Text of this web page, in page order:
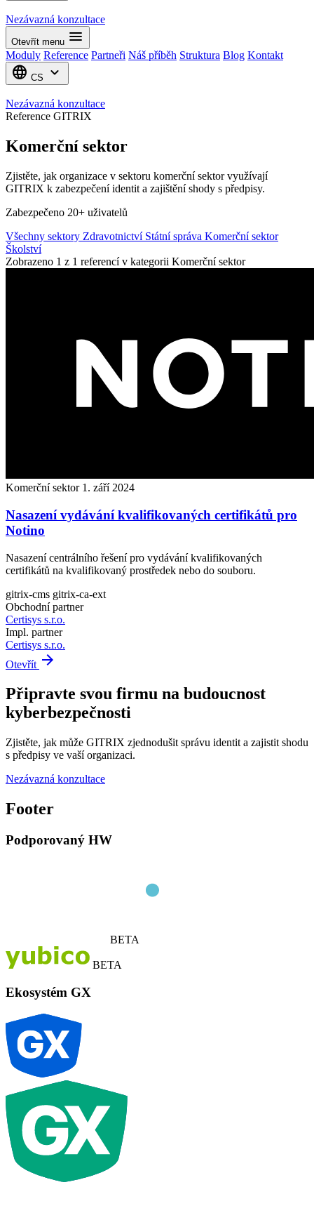
Nezávazná konzultace
Otevřít menu menu
Moduly Reference Partneři Náš příběh Struktura Blog Kontakt
language CS expand_more
Nezávazná konzultace
Reference GITRIX
Komerční sektor
Zjistěte, jak organizace v sektoru komerční sektor využívají
GITRIX k zabezpečení identit a zajištění shody s předpisy.
Zabezpečeno 20+ uživatelů
Všechny sektory Zdravotnictví Státní správa Komerční sektor
Školství
Zobrazeno 1 z 1 referencí v kategorii Komerční sektor
Komerční sektor 1. září 2024
Nasazení vydávání kvalifikovaných certifikátů pro
Notino
Nasazení centrálního řešení pro vydávání kvalifikovaných
certifikátů na kvalifikovaný prostředek nebo do souboru.
gitrix-cms gitrix-ca-ext
Obchodní partner
Certisys s.r.o.
Impl. partner
Certisys s.r.o.
Otevřít arrow_forward
Připravte svou firmu na budoucnost
kyberbezpečnosti
Zjistěte, jak může GITRIX zjednodušit správu identit a zajistit shodu
s předpisy ve vaší organizaci.
Nezávazná konzultace
Footer
Podporovaný HW
BETA
BETA
Ekosystém GX
GX